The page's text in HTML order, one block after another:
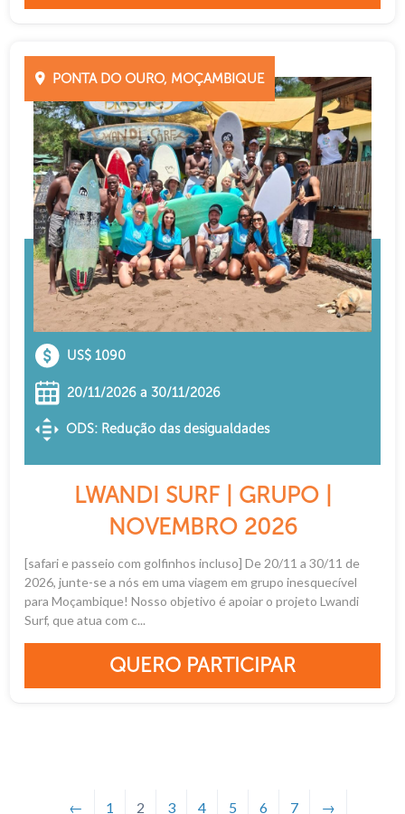
PONTA DO OURO, MOÇAMBIQUE
US$ 1090
20/11/2026 a 30/11/2026
ODS: Redução das desigualdades
LWANDI SURF | GRUPO |
NOVEMBRO 2026
[safari e passeio com golfinhos incluso] De 20/11 a 30/11 de
2026, junte-se a nós em uma viagem em grupo inesquecível
para Moçambique! Nosso objetivo é apoiar o projeto Lwandi
Surf, que atua com c...
QUERO PARTICIPAR
← 1 2 3 4 5 6 7 →